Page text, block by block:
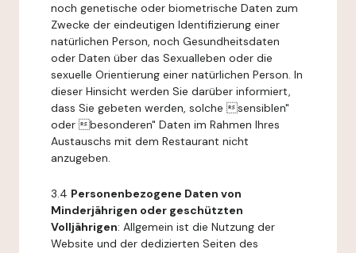
noch genetische oder biometrische Daten zum
Zwecke der eindeutigen Identifizierung einer
natürlichen Person, noch Gesundheitsdaten
oder Daten über das Sexualleben oder die
sexuelle Orientierung einer natürlichen Person. In
dieser Hinsicht werden Sie darüber informiert,
dass Sie gebeten werden, solche sensiblen"
oder besonderen" Daten im Rahmen Ihres
Austauschs mit dem Restaurant nicht
anzugeben.
3.4 Personenbezogene Daten von
Minderjährigen oder geschützten
Volljährigen: Allgemein ist die Nutzung der
Website und der dedizierten Seiten des